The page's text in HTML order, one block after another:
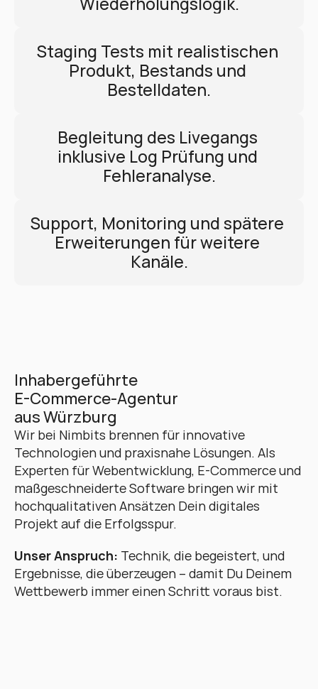
Staging Tests mit realistischen
Produkt, Bestands und
Bestelldaten.
Begleitung des Livegangs
inklusive Log Prüfung und
Fehleranalyse.
Support, Monitoring und spätere
Erweiterungen für weitere
Kanäle.
Inhabergeführte
E-Commerce-Agentur
aus Würzburg
Wir bei Nimbits brennen für innovative
Technologien und praxisnahe Lösungen. Als
Experten für Webentwicklung, E-Commerce und
maßgeschneiderte Software bringen wir mit
hochqualitativen Ansätzen Dein digitales
Projekt auf die Erfolgsspur.
Unser Anspruch: Technik, die begeistert, und
Ergebnisse, die überzeugen – damit Du Deinem
Wettbewerb immer einen Schritt voraus bist.